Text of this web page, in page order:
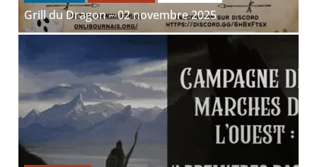
Grill du Dragon – 02 novembre 2025